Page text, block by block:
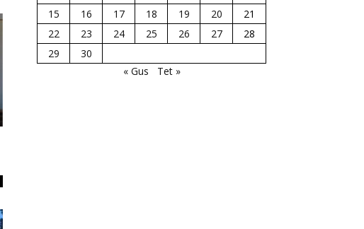
15
16 17 18 19 20
21
22
23 24 25 26 27
28
29
30
« Gus
Tet »